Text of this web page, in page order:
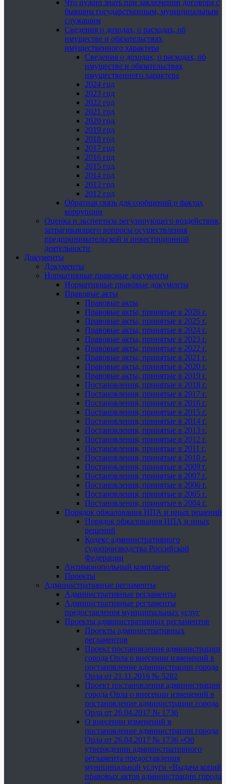
Что нужно знать при заключении договора с
бывшим государственным, муниципальным
служащим
Сведения о доходах, о расходах, об
имуществе и обязательствах
имущественного характера
Сведения о доходах, о расходах, об
имуществе и обязательствах
имущественного характера
2024 год
2023 год
2022 год
2021 год
2020 год
2019 год
2018 год
2017 год
2016 год
2015 год
2014 год
2013 год
2012 год
Обратная связь для сообщений о фактах
коррупции
Оценка и экспертиза регулирующего воздействия,
затрагивающего вопросы осуществления
предпринимательской и инвестиционной
деятельности
Документы
Документы
Нормативные правовые документы
Нормативные правовые документы
Правовые акты
Правовые акты
Правовые акты, принятые в 2026 г.
Правовые акты, принятые в 2025 г.
Правовые акты, принятые в 2024 г.
Правовые акты, принятые в 2023 г.
Правовые акты, принятые в 2022 г.
Правовые акты, принятые в 2021 г.
Правовые акты, принятые в 2020 г.
Правовые акты, принятые в 2019 г.
Постановления, принятые в 2018 г.
Постановления, принятые в 2017 г.
Постановления, принятые в 2016 г.
Постановления, принятые в 2015 г.
Постановления, принятые в 2014 г.
Постановления, принятые в 2013 г.
Постановления, принятые в 2012 г.
Постановления, принятые в 2011 г.
Постановления, принятые в 2010 г.
Постановления, принятые в 2009 г.
Постановления, принятые в 2007 г.
Постановления, принятые в 2006 г.
Постановления, принятые в 2005 г.
Постановления, принятые в 2004 г.
Порядок обжалования НПА и иных решений
Порядок обжалования НПА и иных
решений
Кодекс административного
судопроизводства Российской
Федерации
Антимонопольный комплаенс
Проекты
Административные регламенты
Административные регламенты
Административные регламенты
предоставления муниципальных услуг
Проекты административных регламентов
Проекты административных
регламентов
Проект постановления администрации
города Орла о внесении изменений в
постановление администрации города
Орла от 21.11.2016 № 5282
Проект постановления администрации
города Орла о внесении изменений в
постановление администрации города
Орла от 26.04.2017 № 1736
О внесении изменений в
постановление администрации города
Орла от 26.04.2017 № 1736 «Об
утверждении административного
регламента предоставления
муниципальной услуги «Выдача копий
правовых актов администрации города